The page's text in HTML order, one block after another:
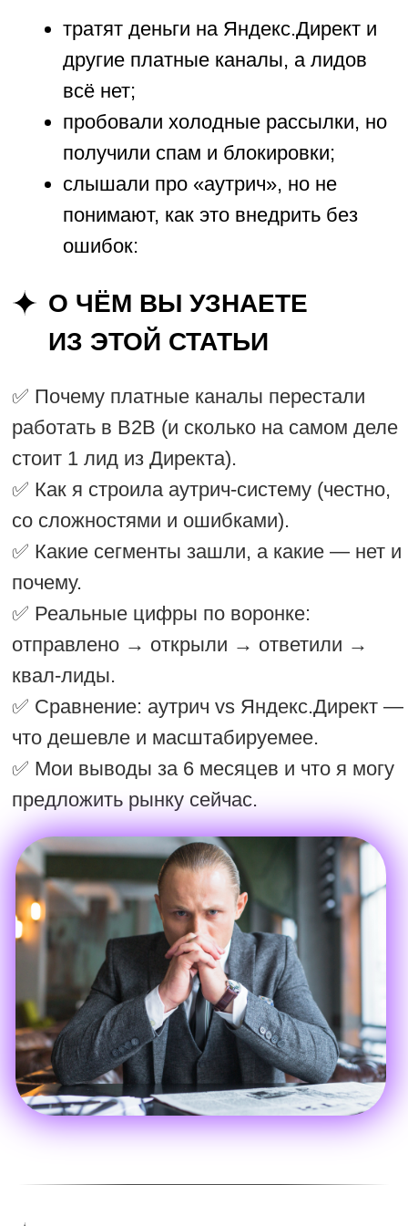
ПОЧЕМУ ПЛАТНЫЕ
КАНАЛЫ НЕ РАБОТАЮТ В
B2B
соблазн пойти по простому пути — купить
трафик. Яндекс.Директ, VK, Telegram Ads
— казалось, что это быстро и
предсказуемо. Я проверила. И вот что
получилось.
Нет масштаба.
Вы не можете купить
1000 целевых ЛПР в месяц через
Директ — их просто нет в поиске в
таком объёме.
Сложно персонализировать.Вы
показываете одно и то же
объявление всем. ЛПР это
чувствуют.
Сравним основные платные каналы:
Я не говорю, что Директ не работает
вообще. Он работает. Но в B2B:
Дорого.
Один клик по запросу
«аутсорсинг маркетинга» или
«разработка под ключ» может
стоить 300–500 ₽ при хорошем
разгоне РК.
Много мусора.
Студенты,
фрилансеры, конкуренты, просто
«посмотреть».